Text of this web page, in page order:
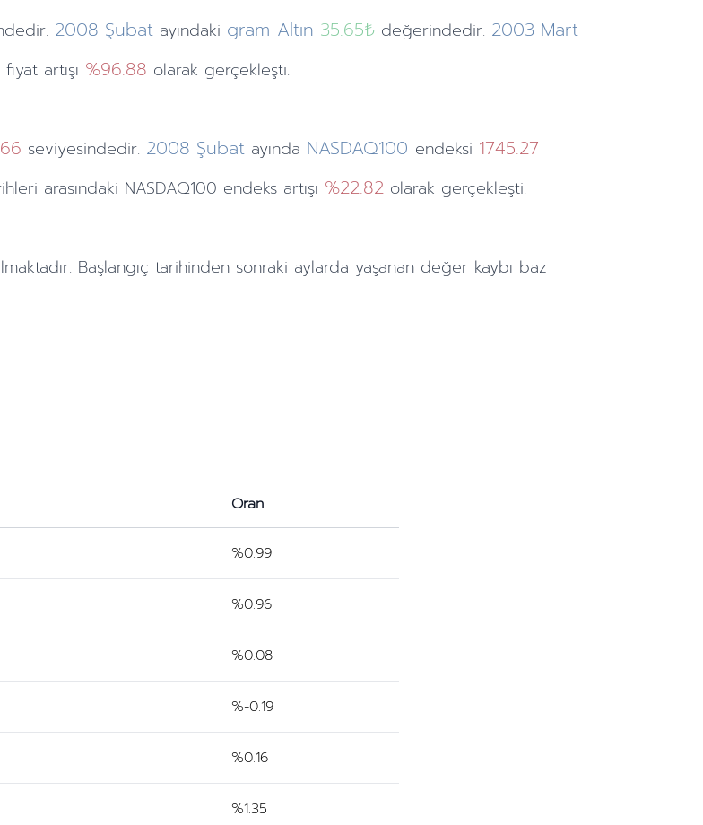
2008 Şubat ayındaki gram Altın 35.65₺ değerindedir. 2003 Mart
fiyat artışı %96.88 olarak gerçekleşti.
seviyesindedir. 2008 Şubat ayında NASDAQ100 endeksi 1745.27
arasındaki NASDAQ100 endeks artışı %22.82 olarak gerçekleşti.
Başlangıç tarihinden sonraki aylarda yaşanan değer kaybı baz
Oran
%0.99
%0.96
%0.08
%-0.19
%0.16
%1.35